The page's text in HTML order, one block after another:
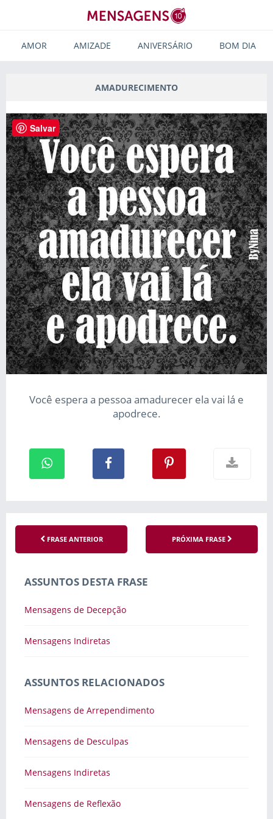
AMOR AMIZADE ANIVERSÁRIO BOM DIA
AMADURECIMENTO
Você espera a pessoa amadurecer ela vai lá e
apodrece.
FRASE ANTERIOR PRÓXIMA FRASE
ASSUNTOS DESTA FRASE
Mensagens de Decepção
Mensagens Indiretas
ASSUNTOS RELACIONADOS
Mensagens de Arrependimento
Mensagens de Desculpas
Mensagens Indiretas
Mensagens de Reflexão
Salvar